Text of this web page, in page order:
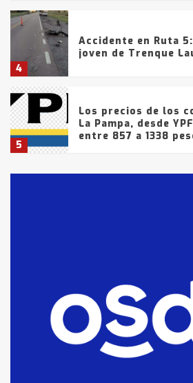
4
Accidente en Ruta
joven de Trenque
5
Los precios de los
La Pampa, desde
entre 857 a 1338
fueron detenidos
comercialización de
tarde del sábado
T.Lauquen: se
lo que fue la planta